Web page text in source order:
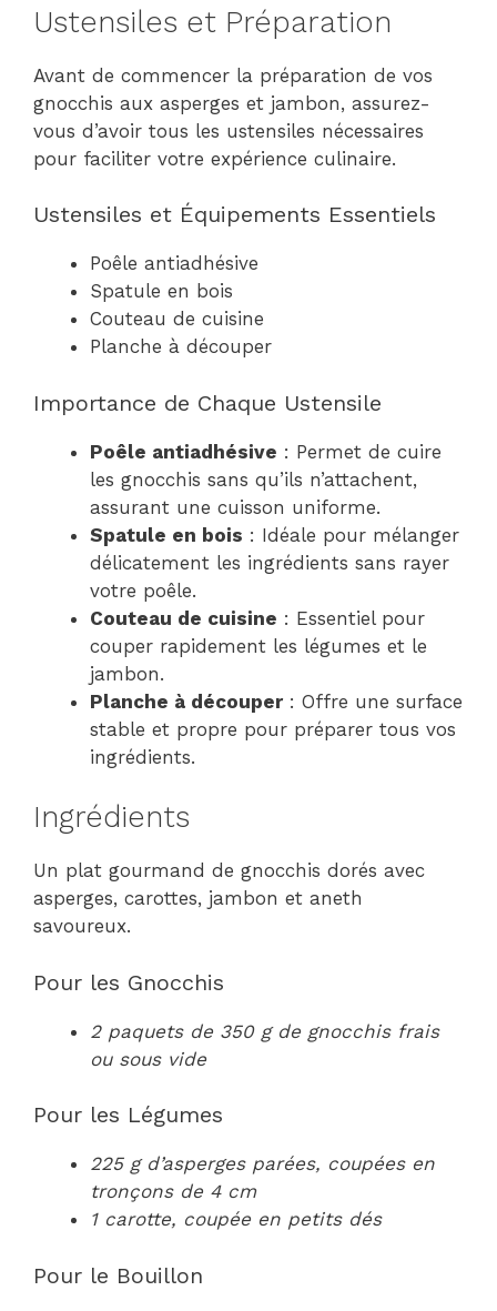
Ustensiles et Préparation
Avant de commencer la préparation de vos
gnocchis aux asperges et jambon, assurez-
vous d’avoir tous les ustensiles nécessaires
pour faciliter votre expérience culinaire.
Ustensiles et Équipements Essentiels
Poêle antiadhésive
Spatule en bois
Couteau de cuisine
Planche à découper
Importance de Chaque Ustensile
Poêle antiadhésive : Permet de cuire
les gnocchis sans qu’ils n’attachent,
assurant une cuisson uniforme.
Spatule en bois : Idéale pour mélanger
délicatement les ingrédients sans rayer
votre poêle.
Couteau de cuisine : Essentiel pour
couper rapidement les légumes et le
jambon.
Planche à découper: Offre une surface
stable et propre pour préparer tous vos
ingrédients.
Ingrédients
Un plat gourmand de gnocchis dorés avec
asperges, carottes, jambon et aneth
savoureux.
Pour les Gnocchis
2 paquets de 350 g de gnocchis frais
ou sous vide
Pour les Légumes
225 g d’asperges parées, coupées en
tronçons de 4 cm
1 carotte, coupée en petits dés
Pour le Bouillon